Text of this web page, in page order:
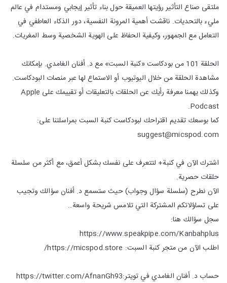
ملتقى صناع التأثير رؤيتها العميقة حول بناء تأثير إيجابي ومستدام في عالم
مليء بالتحديات. ناقشت أهمية المرونة النفسية، دور الذكاء العاطفي في
التعامل مع الجمهور، وكيفية الحفاظ على الهوية الشخصية وسط المغريات.
الحلقة 101 من بودكاست «كنبة السبت» مع د. أفنان الغامدي. بإمكانك
مشاهدة الحلقة من خلال اليوتيوب أو الاستماع لها عبر منصات البودكاست.
وكذلك يهمنا معرفة رأيك عن الحلقات بالتعليقات أو تقييمك على Apple
Podcast.
كما بوسعك تقديم اقتراحك لبودكاست كنبة السبت بمراسلتنا على:
suggest@micspod.com
اشترك الآن في كنبة+ لتتعرف على نفسك بشكل أعمق، مع أكثر من سلسلة
حلقات حصرية.
الآن نطرح (سلسلة سؤال وجواب) حيث ستسمع د. أفنان سؤالك وتجيب
على تساؤلاتكم المشتركة التي تلامس شريحة واسعة..
سجل سؤالك هنا:
https://www.speakpipe.com/Kanbahplus
اطلب الآن من متجر كنبة السبت: https://micspod.store/
حساب د. أفنان الغامدي في تويتر:https://twitter.com/AfnanGh93